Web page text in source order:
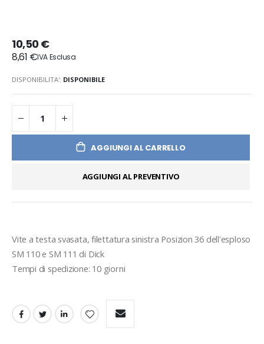
10,50 €
8,61 €
DISPONIBILITA': DISPONIBILE
AGGIUNGI AL CARRELLO
AGGIUNGI AL PREVENTIVO
Vite a testa svasata, filettatura sinistra Posizion 36 dell'esploso
SM 110 e SM 111 di Dick
Tempi di spedizione: 10 giorni